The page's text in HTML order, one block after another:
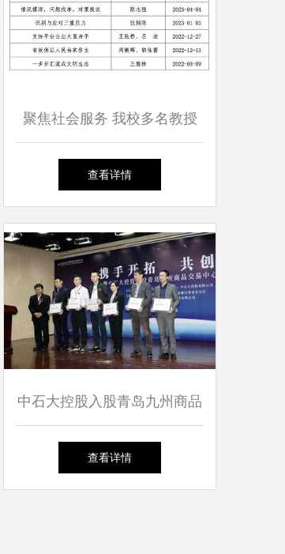
聚焦社会服务 我校多名教授
积极在主流媒体发表文章
查看详情
中石大控股入股青岛九州商品
交易中心签约
查看详情